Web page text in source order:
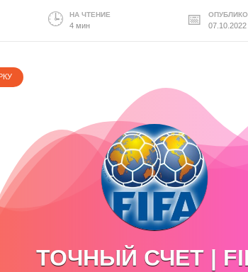
НА ЧТЕНИЕ
4 мин 07.10.2022
ТОЧНЫЙ СЧЕТ |